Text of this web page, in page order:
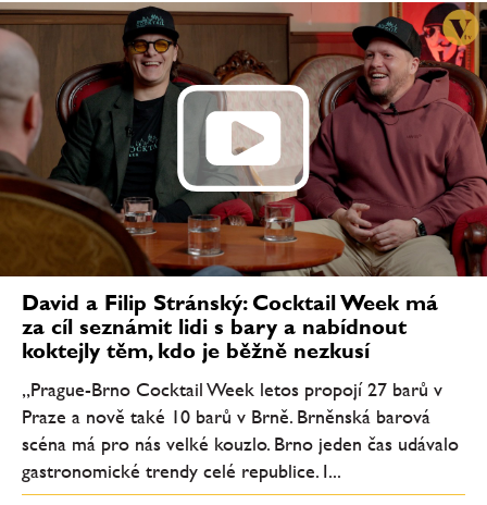
David a Filip Stránský: Cocktail Week má
za cíl seznámit lidi s bary a nabídnout
koktejly těm, kdo je běžně nezkusí
„Prague-Brno Cocktail Week letos propojí 27 barů v
Praze a nově také 10 barů v Brně. Brněnská barová
scéna má pro nás velké kouzlo. Brno jeden čas udávalo
gastronomické trendy celé republice. I...